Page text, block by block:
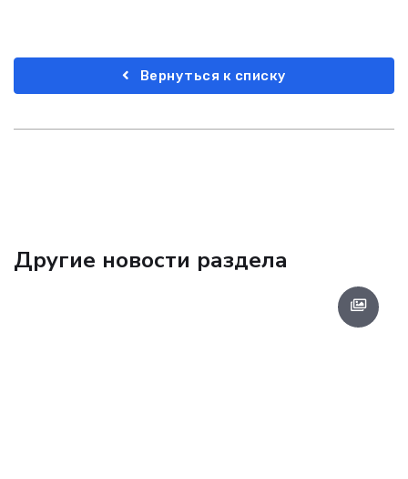
Вернуться к списку
Другие новости раздела